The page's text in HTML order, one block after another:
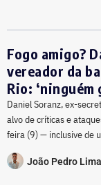
Fogo amigo?
vereador da
Rio: ‘ninguém
Daniel Soranz, ex-
alvo de críticas e
feira (9) — inclusive de
João Pedro Lima